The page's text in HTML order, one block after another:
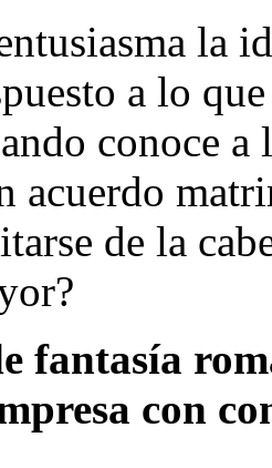
la
a lo
conoce
acuerdo
de la
fantasía
con